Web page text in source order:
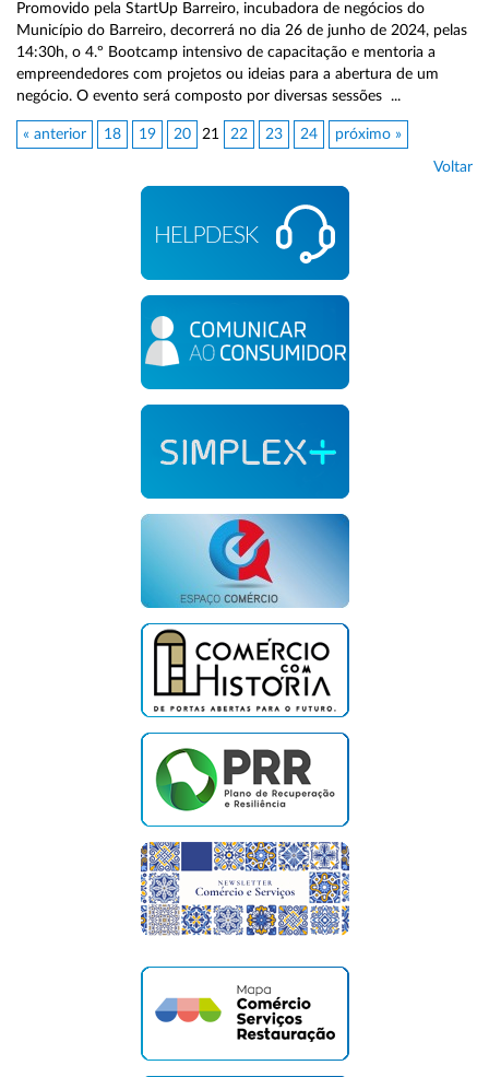
Promovido pela StartUp Barreiro, incubadora de negócios do
Município do Barreiro, decorrerá no dia 26 de junho de 2024, pelas
14:30h, o 4.º Bootcamp intensivo de capacitação e mentoria a
empreendedores com projetos ou ideias para a abertura de um
negócio. O evento será composto por diversas sessões ...
« anterior 18 19 20 21 22 23 24 próximo »
Voltar